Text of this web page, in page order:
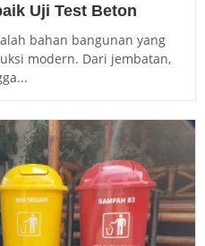
Uji Test Beton
bahan bangunan yang
modern. Dari jembatan,